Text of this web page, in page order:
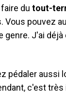
du tout-
Vous pouvez
J'ai déjà
pédaler aussi
c'est